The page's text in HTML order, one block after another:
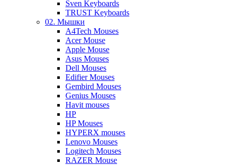
Sven Keyboards
TRUST Keyboards
02. Мышки
A4Tech Mouses
Acer Mouse
Apple Mouse
Asus Mouses
Dell Mouses
Edifier Mouses
Gembird Mouses
Genius Mouses
Havit mouses
HP
HP Mouses
HYPERX mouses
Lenovo Mouses
Logitech Mouses
RAZER Mouse